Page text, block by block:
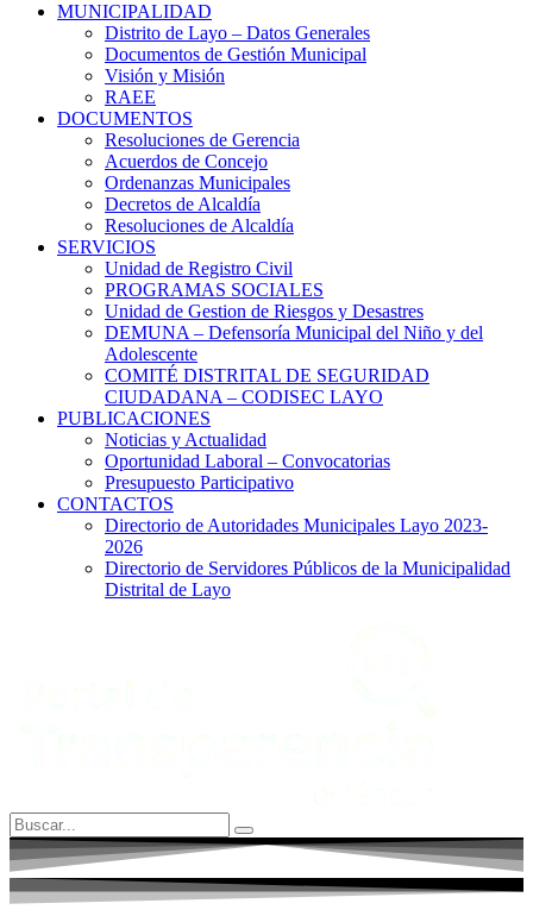
MUNICIPALIDAD
Distrito de Layo – Datos Generales
Documentos de Gestión Municipal
Visión y Misión
RAEE
DOCUMENTOS
Resoluciones de Gerencia
Acuerdos de Concejo
Ordenanzas Municipales
Decretos de Alcaldía
Resoluciones de Alcaldía
SERVICIOS
Unidad de Registro Civil
PROGRAMAS SOCIALES
Unidad de Gestion de Riesgos y Desastres
DEMUNA – Defensoría Municipal del Niño y del
Adolescente
COMITÉ DISTRITAL DE SEGURIDAD
CIUDADANA – CODISEC LAYO
PUBLICACIONES
Noticias y Actualidad
Oportunidad Laboral – Convocatorias
Presupuesto Participativo
CONTACTOS
Directorio de Autoridades Municipales Layo 2023-
2026
Directorio de Servidores Públicos de la Municipalidad
Distrital de Layo